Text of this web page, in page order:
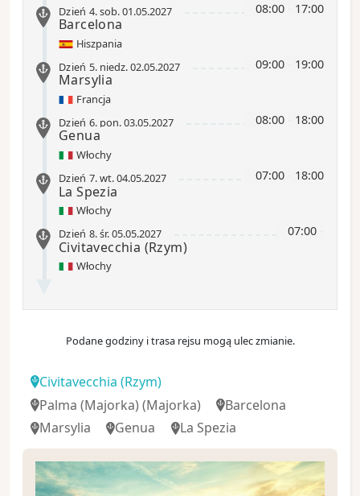
08:00 17:00
Dzień 4.sob.01.05.2027
Barcelona
Hiszpania
09:00 19:00
Dzień 5. niedz.02.05.2027
Marsylia
Francja
08:00 18:00
Dzień 6. pon.03.05.2027
Genua
Włochy
07:00 18:00
Dzień 7.wt.04.05.2027
La Spezia
Włochy
07:00
Dzień 8.śr.05.05.2027
Civitavecchia (Rzym)
Włochy
Podane godziny i trasa rejsu mogą ulec zmianie.
Civitavecchia (Rzym)
Palma (Majorka) (Majorka)
Barcelona
Marsylia
Genua La Spezia